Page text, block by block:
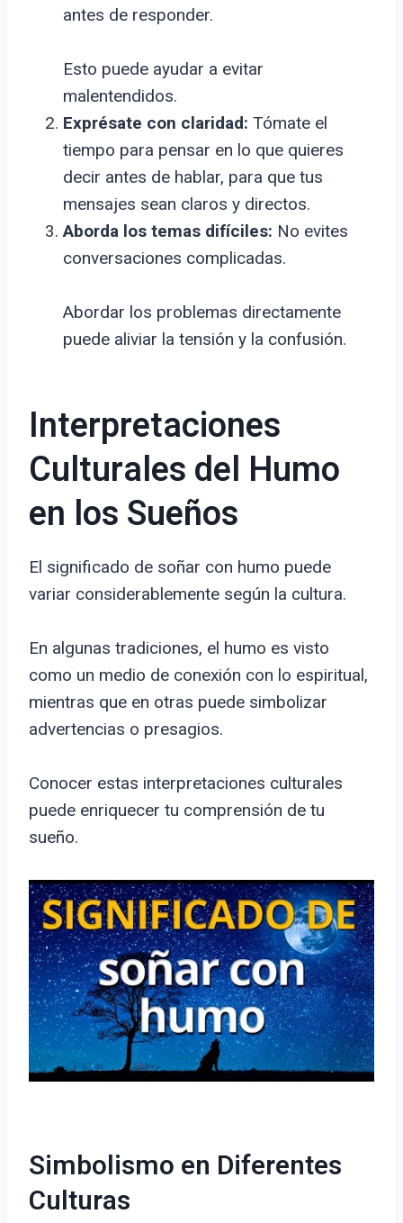
antes de responder.
Esto puede ayudar a evitar
malentendidos.
Exprésate con claridad: Tómate el
tiempo para pensar en lo que quieres
decir antes de hablar, para que tus
mensajes sean claros y directos.
Aborda los temas difíciles: No evites
conversaciones complicadas.
Abordar los problemas directamente
puede aliviar la tensión y la confusión.
Interpretaciones
Culturales del Humo
en los Sueños
El significado de soñar con humo puede
variar considerablemente según la cultura.
En algunas tradiciones, el humo es visto
como un medio de conexión con lo espiritual,
mientras que en otras puede simbolizar
advertencias o presagios.
Conocer estas interpretaciones culturales
puede enriquecer tu comprensión de tu
sueño.
Simbolismo en Diferentes
Culturas